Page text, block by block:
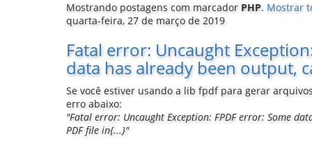
Mostrando postagens com marcador PHP. Mostrar
quarta-feira, 27 de março de 2019
Fatal error: Uncaught
data has already been output,
Se você estiver usando a lib fpdf para gerar
erro abaixo:
"Fatal error: Uncaught Exception: FPDF error: Some
PDF file in{...}"